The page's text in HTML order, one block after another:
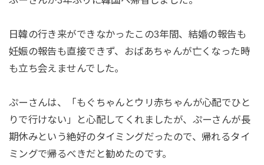
日韓の行き来ができなかったこの3年間、結婚の報告も
妊娠の報告も直接できず、おばあちゃんが亡くなった時
も立ち会えませんでした。
ぷーさんは、「もぐちゃんとウリ赤ちゃんが心配でひと
りで行けない」と心配してくれましたが、ぷーさんが長
期休みという絶好のタイミングだったので、帰れるタイ
ミングで帰るべきだと勧めたのです。